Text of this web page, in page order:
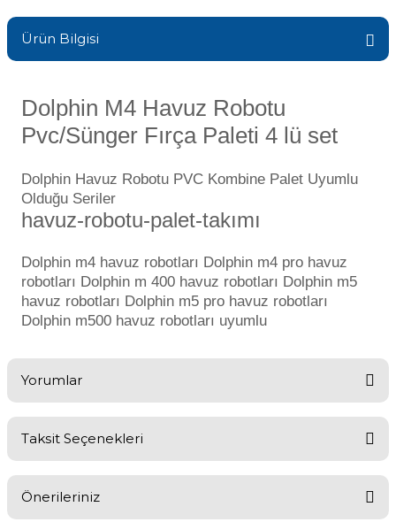
Gemaş Havuz
Wtr Havuz
Sıvı Ph- Düşürücü
Toz Ph+ Yükseltici
Wtr Havuz Kimyasalları Setleri
Alkalinite Düşürücü
e Pool Expert
Kalsiyum Hipoklorit
Havuz Vana
Havuz Isıtma
Havuz Sarf
Havuz
Bahçe Süs Havuzu
Endüstriyel Blower
Ürün Bilgisi
Dolphin M4 Havuz Robotu
Pvc/Sünger Fırça Paleti 4 lü set
Dolphin Havuz Robotu PVC Kombine Palet Uyumlu
Olduğu Seriler
havuz-robotu-palet-takımı
Dolphin m4 havuz robotları Dolphin m4 pro havuz
robotları Dolphin m 400 havuz robotları Dolphin m5
havuz robotları Dolphin m5 pro havuz robotları
Dolphin m500 havuz robotları uyumlu
Yorumlar
Taksit Seçenekleri
Önerileriniz